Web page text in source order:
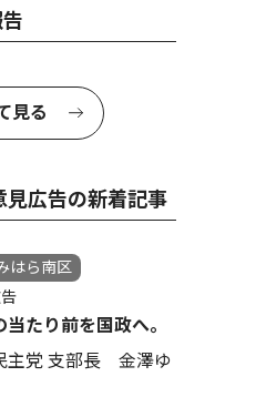
見る
見広告の新着記事
はら南区
当たり前を国政へ。
主党 支部長 金澤ゆ